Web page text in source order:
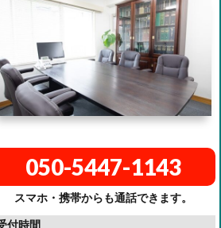
050-5447-1143
スマホ・携帯からも通話できます。
付時間